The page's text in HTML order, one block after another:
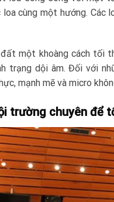
cùng một hướng. Các
một khoàng cách tối
trạng dội âm. Đối với
mạnh mẽ và micro
trường chuyên để